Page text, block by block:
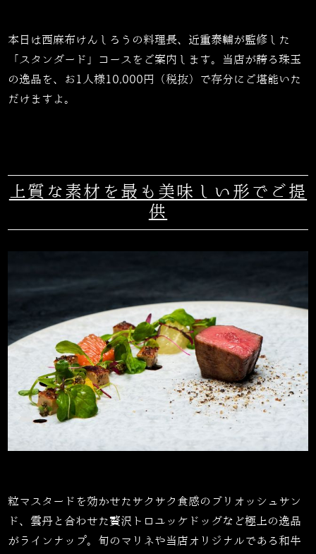
本日は西麻布けんしろうの料理長、近重泰輔が監修した
「スタンダード」コースをご案内します。当店が誇る珠玉
の逸品を、お1 人様10,000 円（税抜）で存分にご堪能いた
だけますよ。
上質な素材を最も美味しい形でご提
供
粒マスタードを効かせたサクサク食感のブリオッシュサン
ド、雲丹と合わせた贅沢トロユッケドッグなど極上の逸品
がラインナップ。旬のマリネや当店オリジナルである和牛